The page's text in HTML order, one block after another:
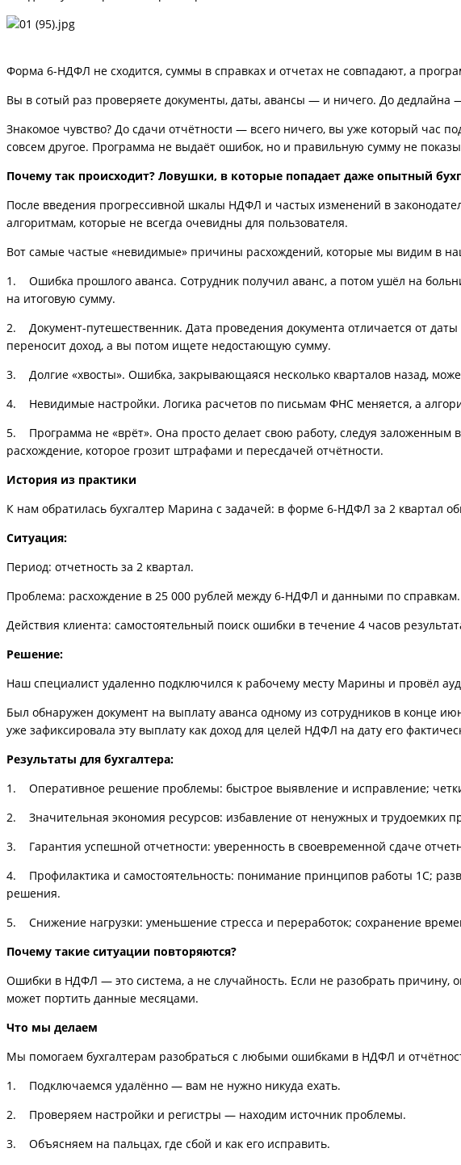
Форма 6-НДФЛ не сходится, суммы в справках и отчетах не совпадают, а
Вы в сотый раз проверяете документы, даты, авансы — и ничего. До дедлайна
Знакомое чувство? До сдачи отчётности — всего ничего, вы уже который
совсем другое. Программа не выдаёт ошибок, но и правильную сумму не
Почему так происходит? Ловушки, в которые попадает даже опытный
После введения прогрессивной шкалы НДФЛ и частых изменений в
алгоритмам, которые не всегда очевидны для пользователя.
Вот самые частые «невидимые» причины расхождений, которые мы видим в
1. Ошибка прошлого аванса. Сотрудник получил аванс, а потом ушёл на
на итоговую сумму.
2. Документ-путешественник. Дата проведения документа отличается от
переносит доход, а вы потом ищете недостающую сумму.
3. Долгие «хвосты». Ошибка, закрывающаяся несколько кварталов назад,
4. Невидимые настройки. Логика расчетов по письмам ФНС меняется, а
5. Программа не «врёт». Она просто делает свою работу, следуя
расхождение, которое грозит штрафами и пересдачей отчётности.
История из практики
К нам обратилась бухгалтер Марина с задачей: в форме 6-НДФЛ за 2 квартал
Ситуация:
Период: отчетность за 2 квартал.
Проблема: расхождение в 25 000 рублей между 6-НДФЛ и данными по справкам.
Действия клиента: самостоятельный поиск ошибки в течение 4 часов
Решение:
Наш специалист удаленно подключился к рабочему месту Марины и провёл
Был обнаружен документ на выплату аванса одному из сотрудников в конце
уже зафиксировала эту выплату как доход для целей НДФЛ на дату его
Результаты для бухгалтера:
1. Оперативное решение проблемы: быстрое выявление и исправление;
2. Значительная экономия ресурсов: избавление от ненужных и трудоемких
3. Гарантия успешной отчетности: уверенность в своевременной сдаче
4. Профилактика и самостоятельность: понимание принципов работы 1С;
решения.
5. Снижение нагрузки: уменьшение стресса и переработок; сохранение
Почему такие ситуации повторяются?
Ошибки в НДФЛ — это система, а не случайность. Если не разобрать причину,
может портить данные месяцами.
Что мы делаем
Мы помогаем бухгалтерам разобраться с любыми ошибками в НДФЛ и
1. Подключаемся удалённо — вам не нужно никуда ехать.
2. Проверяем настройки и регистры — находим источник проблемы.
3. Объясняем на пальцах, где сбой и как его исправить.